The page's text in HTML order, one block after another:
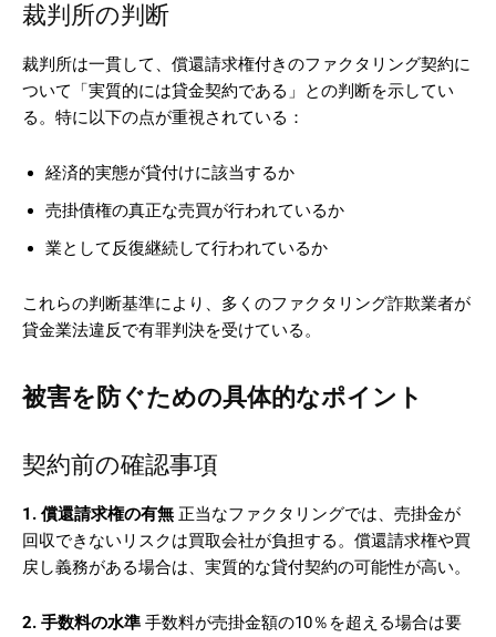
裁判所の判断
裁判所は一貫して、償還請求権付きのファクタリング契約に
ついて「実質的には貸金契約である」との判断を示してい
る。特に以下の点が重視されている：
経済的実態が貸付けに該当するか
売掛債権の真正な売買が行われているか
業として反復継続して行われているか
これらの判断基準により、多くのファクタリング詐欺業者が
貸金業法違反で有罪判決を受けている。
被害を防ぐための具体的なポイント
契約前の確認事項
1. 償還請求権の有無 正当なファクタリングでは、売掛金が
回収できないリスクは買取会社が負担する。償還請求権や買
戻し義務がある場合は、実質的な貸付契約の可能性が高い。
2. 手数料の水準 手数料が売掛金額の10％を超える場合は要